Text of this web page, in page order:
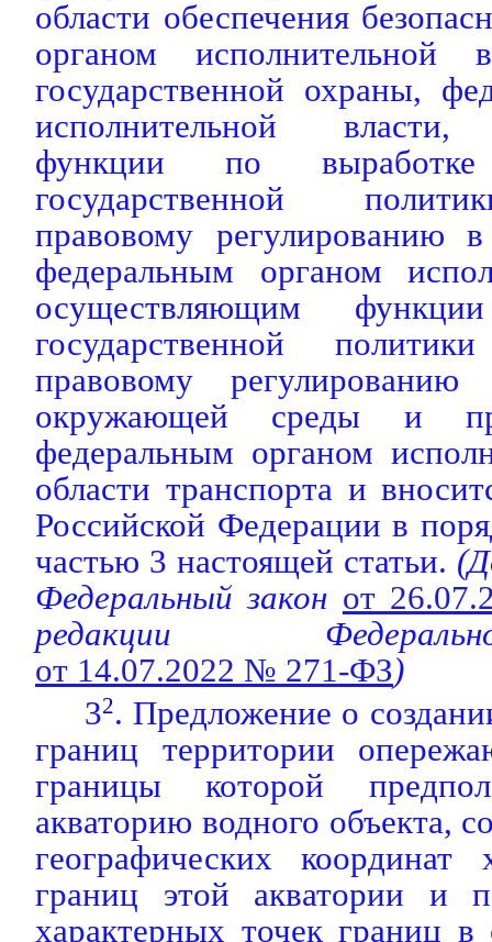
области обеспечения
органом исполнительной
государственной охраны,
исполнительной власти,
функции по
государственной
правовому регулированию
федеральным органом
осуществляющим
государственной
правовому
окружающей среды и
федеральным органом
области транспорта и
Российской Федерации в
частью 3 настоящей статьи.
Федеральный закон от
редакции
от 14.07.2022 № 271-ФЗ)
32. Предложение о
границ территории
границы которой
акваторию водного объекта,
географических координат
границ этой акватории и
характерных точек границ в